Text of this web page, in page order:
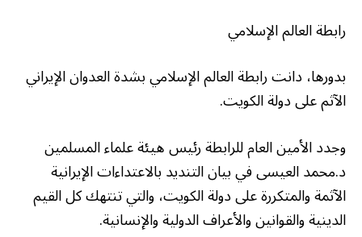
رابطة العالم الإسلامي
بدورها، دانت رابطة العالم الإسلامي بشدة العدوان الإيراني
الآثم على دولة الكويت.
وجدد الأمين العام للرابطة رئيس هيئة علماء المسلمين
د.محمد العيسى في بيان التنديد بالاعتداءات الإيرانية
الآثمة والمتكررة على دولة الكويت، والتي تنتهك كل القيم
الدينية والقوانين والأعراف الدولية والإنسانية.